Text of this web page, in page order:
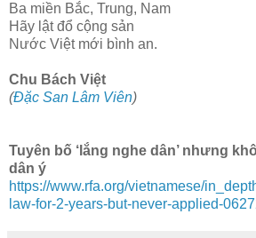
Ba miền Bắc, Trung, Nam
Hãy lật đổ cộng sản
Nước Việt mới bình an.
Chu Bách Việt
(Đặc San Lâm Viên)
Tuyên bố ‘lắng nghe dân’ nhưng
dân ý
https://www.rfa.org/vietnamese/
law-for-2-years-but-never-applied-